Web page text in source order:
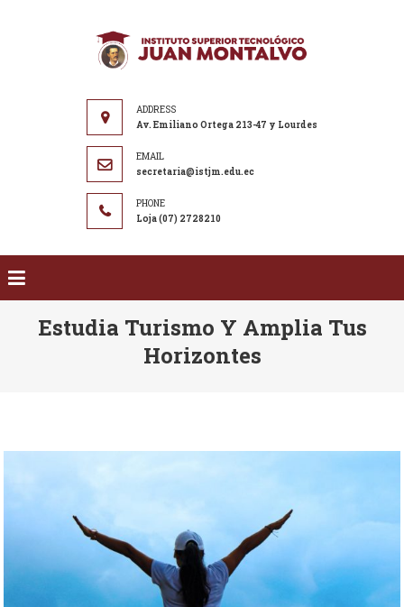
Av. Emiliano Ortega 213-47 y Lourdes
secretaria@istjm.edu.ec
Loja (07) 2728210
Estudia Turismo Y Amplia Tus
Horizontes